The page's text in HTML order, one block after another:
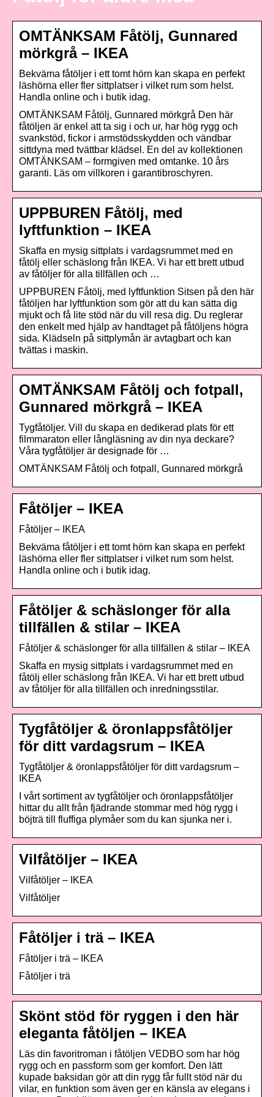
OMTÄNKSAM Fåtölj, Gunnared
mörkgrå – IKEA
Bekväma fåtöljer i ett tomt hörn kan skapa en perfekt
läshörna eller fler sittplatser i vilket rum som helst.
Handla online och i butik idag.
OMTÄNKSAM Fåtölj, Gunnared mörkgrå Den här
fåtöljen är enkel att ta sig i och ur, har hög rygg och
svankstöd, fickor i armstödsskydden och vändbar
sittdyna med tvättbar klädsel. En del av kollektionen
OMTÄNKSAM – formgiven med omtanke. 10 års
garanti. Läs om villkoren i garantibroschyren.
UPPBUREN Fåtölj, med
lyftfunktion – IKEA
Skaffa en mysig sittplats i vardagsrummet med en
fåtölj eller schäslong från IKEA. Vi har ett brett utbud
av fåtöljer för alla tillfällen och …
UPPBUREN Fåtölj, med lyftfunktion Sitsen på den här
fåtöljen har lyftfunktion som gör att du kan sätta dig
mjukt och få lite stöd när du vill resa dig. Du reglerar
den enkelt med hjälp av handtaget på fåtöljens högra
sida. Klädseln på sittplymån är avtagbart och kan
tvättas i maskin.
OMTÄNKSAM Fåtölj och fotpall,
Gunnared mörkgrå – IKEA
Tygfåtöljer. Vill du skapa en dedikerad plats för ett
filmmaraton eller långläsning av din nya deckare?
Våra tygfåtöljer är designade för …
OMTÄNKSAM Fåtölj och fotpall, Gunnared mörkgrå
Fåtöljer – IKEA
Fåtöljer – IKEA
Bekväma fåtöljer i ett tomt hörn kan skapa en perfekt
läshörna eller fler sittplatser i vilket rum som helst.
Handla online och i butik idag.
Fåtöljer & schäslonger för alla
tillfällen & stilar – IKEA
Fåtöljer & schäslonger för alla tillfällen & stilar – IKEA
Skaffa en mysig sittplats i vardagsrummet med en
fåtölj eller schäslong från IKEA. Vi har ett brett utbud
av fåtöljer för alla tillfällen och inredningsstilar.
Tygfåtöljer & öronlappsfåtöljer
för ditt vardagsrum – IKEA
Tygfåtöljer & öronlappsfåtöljer för ditt vardagsrum –
IKEA
I vårt sortiment av tygfåtöljer och öronlappsfåtöljer
hittar du allt från fjädrande stommar med hög rygg i
böjträ till fluffiga plymåer som du kan sjunka ner i.
Vilfåtöljer – IKEA
Vilfåtöljer – IKEA
Vilfåtöljer
Fåtöljer i trä – IKEA
Fåtöljer i trä – IKEA
Fåtöljer i trä
Skönt stöd för ryggen i den här
eleganta fåtöljen – IKEA
Läs din favoritroman i fåtöljen VEDBO som har hög
rygg och en passform som ger komfort. Den lätt
kupade baksidan gör att din rygg får fullt stöd när du
vilar, en funktion som även ger en känsla av elegans i